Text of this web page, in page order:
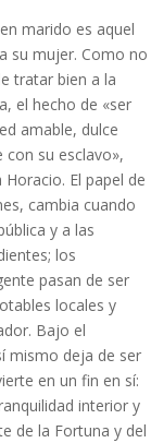
marido es aquel
su mujer. Como no
tratar bien a la
el hecho de «ser
amable, dulce
con su esclavo»,
El papel de
cambia cuando
y a las
los
pasan de ser
locales y
Bajo el
mismo deja de ser
en un fin en sí:
interior y
de la Fortuna y del